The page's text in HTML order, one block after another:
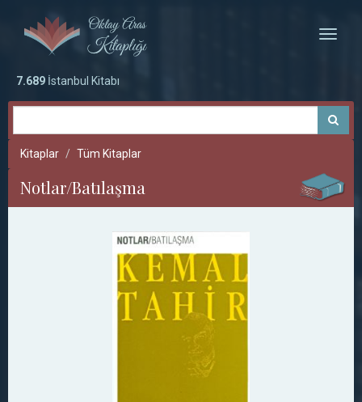
Toggle
7.689 İstanbul Kitabı
Kitaplar Tüm Kitaplar
Notlar/Batılaşma